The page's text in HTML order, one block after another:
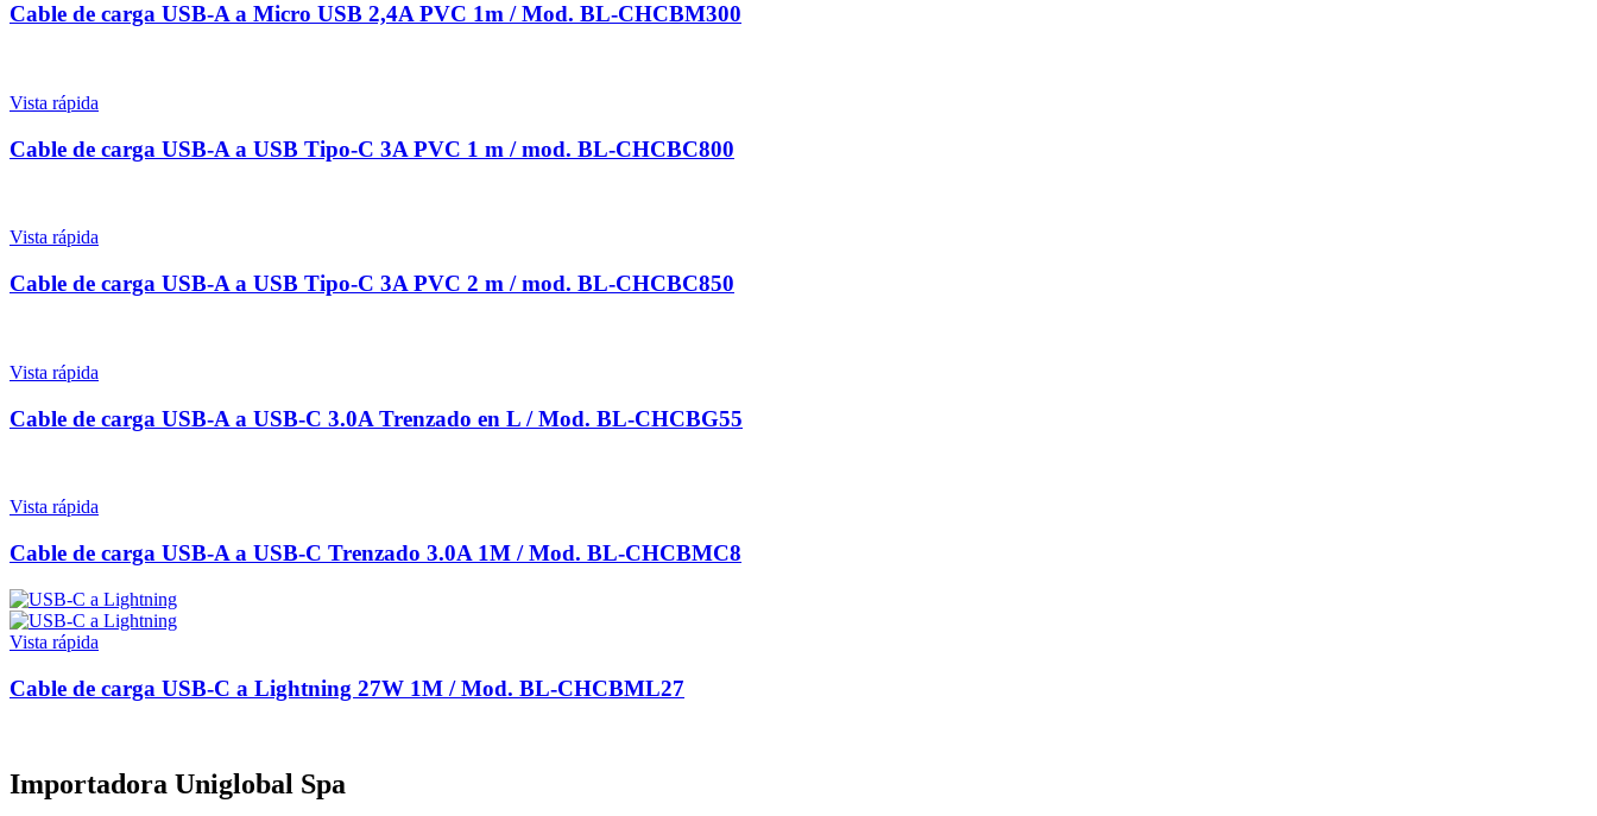
Cable de carga USB-A a Micro USB 2,4A PVC 1m / Mod. BL-CHCBM300
Vista rápida
Cable de carga USB-A a USB Tipo-C 3A PVC 1 m / mod. BL-CHCBC800
Vista rápida
Cable de carga USB-A a USB Tipo-C 3A PVC 2 m / mod. BL-CHCBC850
Vista rápida
Cable de carga USB-A a USB-C 3.0A Trenzado en L / Mod. BL-CHCBG55
Vista rápida
Cable de carga USB-A a USB-C Trenzado 3.0A 1M / Mod. BL-CHCBMC8
Vista rápida
Cable de carga USB-C a Lightning 27W 1M / Mod. BL-CHCBML27
Importadora Uniglobal Spa